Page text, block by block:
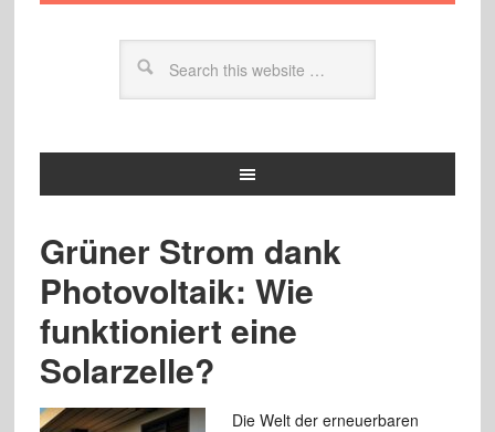
Grüner Strom dank
Photovoltaik: Wie
funktioniert eine
Solarzelle?
Die Welt der erneuerbaren